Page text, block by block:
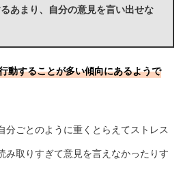
あまり、自分の意見を言い出せな
動することが多い傾向にあるようで
分ごとのように重くとらえてストレス
み取りすぎて意見を言えなかったりす